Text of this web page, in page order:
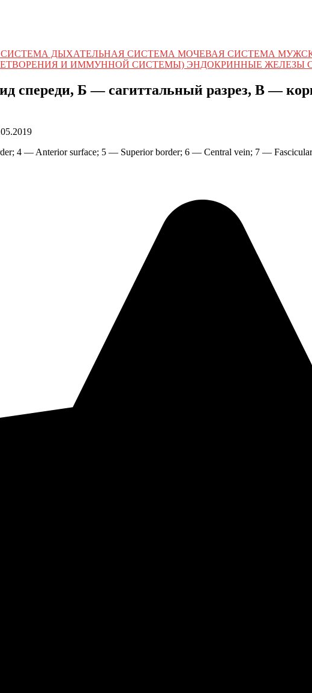
ДЫХАТЕЛЬНАЯ СИСТЕМА МОЧЕВАЯ СИСТЕМА
И ИММУННОЙ СИСТЕМЫ) ЭНДОКРИННЫЕ ЖЕЛЕЗЫ
спереди, Б — сагиттальный разрез, В —
4 — Anterior surface; 5 — Superior border; 6 — Central vein; 7 —